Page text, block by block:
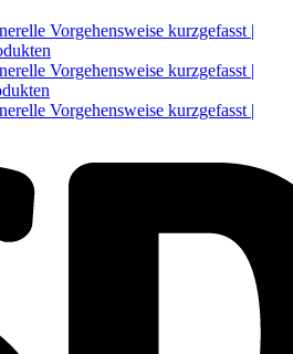
Vorgehensweise kurzgefasst |
Vorgehensweise kurzgefasst |
Vorgehensweise kurzgefasst |